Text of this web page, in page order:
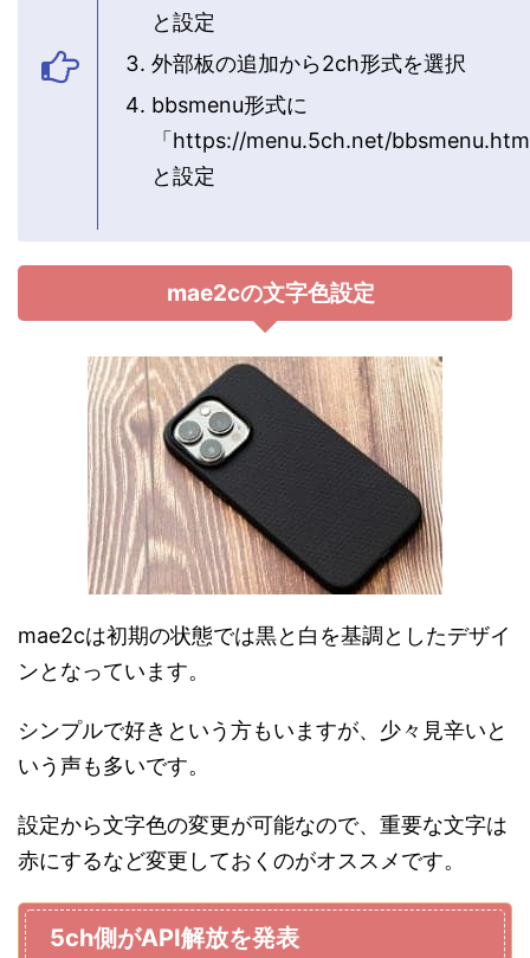
と設定
外部板の追加から2ch形式を選択
bbsmenu形式に
「https://menu.5ch.net/
と設定
mae2cの文字色設定
mae2cは初期の状態では黒と白を基調としたデザイ
ンとなっています。
シンプルで好きという方もいますが、少々見辛いと
いう声も多いです。
設定から文字色の変更が可能なので、重要な文字は
赤にするなど変更しておくのがオススメです。
5ch側がAPI解放を発表